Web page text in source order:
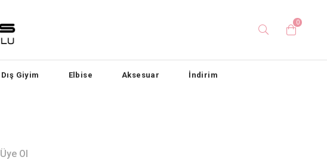
0
Dış Giyim Elbise Aksesuar İndirim
Üye Ol